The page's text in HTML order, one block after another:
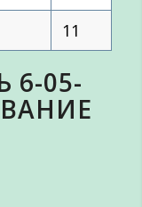
11
6-05-